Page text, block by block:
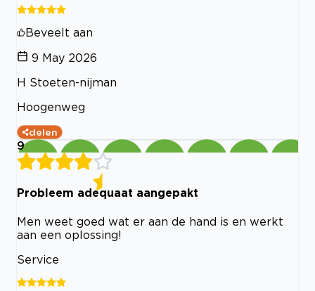
Beveelt aan
9 May 2026
H Stoeten-nijman
Hoogenweg
delen
9
Probleem adequaat aangepakt
Men weet goed wat er aan de hand is en werkt
aan een oplossing!
Service